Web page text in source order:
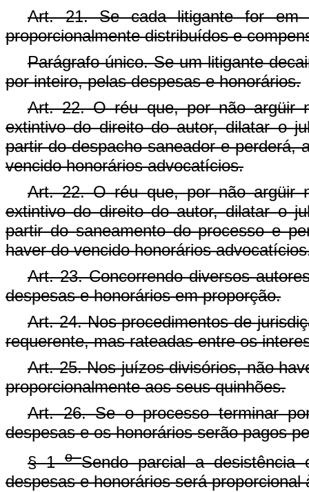
Art. 21. Se cada litigante for em
proporcionalmente distribuídos e
Parágrafo único. Se um litigante
por inteiro, pelas despesas e honorários.
Art. 22. O réu que, por não argüir
extintivo do direito do autor, dilatar o
partir do despacho saneador e perderá,
vencido honorários advocatícios.
Art. 22. O réu que, por não argüir
extintivo do direito do autor, dilatar o
partir do saneamento do processo e
haver do vencido honorários
Art. 23. Concorrendo diversos
despesas e honorários em proporção.
Art. 24. Nos procedimentos de
requerente, mas rateadas entre os
Art. 25. Nos juízos divisórios, não
proporcionalmente aos seus quinhões.
Art. 26. Se o processo terminar
despesas e os honorários serão pagos
§ 1oSendo parcial a desistência
despesas e honorários será